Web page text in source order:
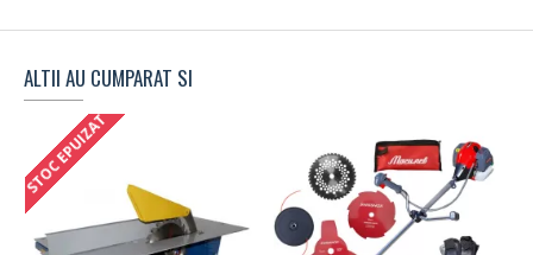
ALTII AU CUMPARAT SI
STOC EPUIZAT